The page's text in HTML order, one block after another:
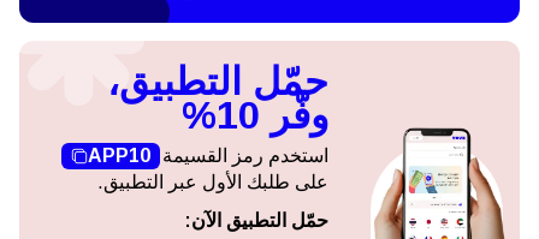
حمّل التطبيق،
وفّر 10%
استخدم رمز القسيمة
APP10
على طلبك الأول عبر التطبيق.
حمّل التطبيق الآن: